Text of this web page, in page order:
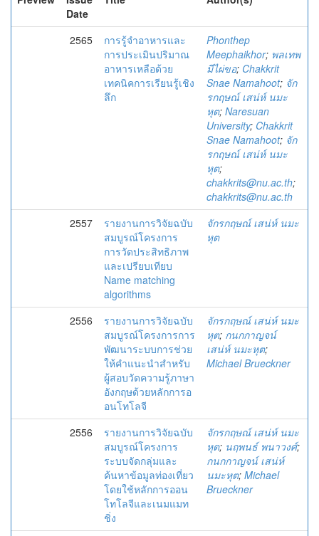
Date
2565
การรู้จำอาหารและ
การประเมินปริมาณ
อาหารเหลือด้วย
เทคนิคการเรียนรู้เชิง
ลึก
Phonthep
Meephaikhor; พลเทพ
มีไผ่ขอ; Chakkrit
Snae Namahoot; จัก
รกฤษณ์ เสน่ห์ นมะ
หุต; Naresuan
University; Chakkrit
Snae Namahoot; จัก
รกฤษณ์ เสน่ห์ นมะ
หุต;
chakkrits@nu.ac.th;
chakkrits@nu.ac.th
2557
รายงานการวิจัยฉบับ
สมบูรณ์โครงการ
การวัดประสิทธิภาพ
และเปรียบเทียบ
Name matching
algorithms
จักรกฤษณ์ เสน่ห์ นมะ
หุต
2556
รายงานการวิจัยฉบับ
สมบูรณ์โครงการการ
พัฒนาระบบการช่วย
ให้คำแนะนำสำหรับ
ผู้สอบวัดความรู้ภาษา
อังกฤษด้วยหลักการอ
อนโทโลจี
จักรกฤษณ์ เสน่ห์ นมะ
หุต; กนกกาญจน์
เสน่ห์ นมะหุต;
Michael Brueckner
2556
รายงานการวิจัยฉบับ
สมบูรณ์โครงการ
ระบบจัดกลุ่มและ
ค้นหาข้อมูลท่องเที่ยว
โดยใช้หลักการออน
โทโลจีและเนมแมท
ชิ่ง
จักรกฤษณ์ เสน่ห์ นมะ
หุต; นฤพนธ์ พนาวงศ์;
กนกกาญจน์ เสน่ห์
นมะหุต; Michael
Brueckner